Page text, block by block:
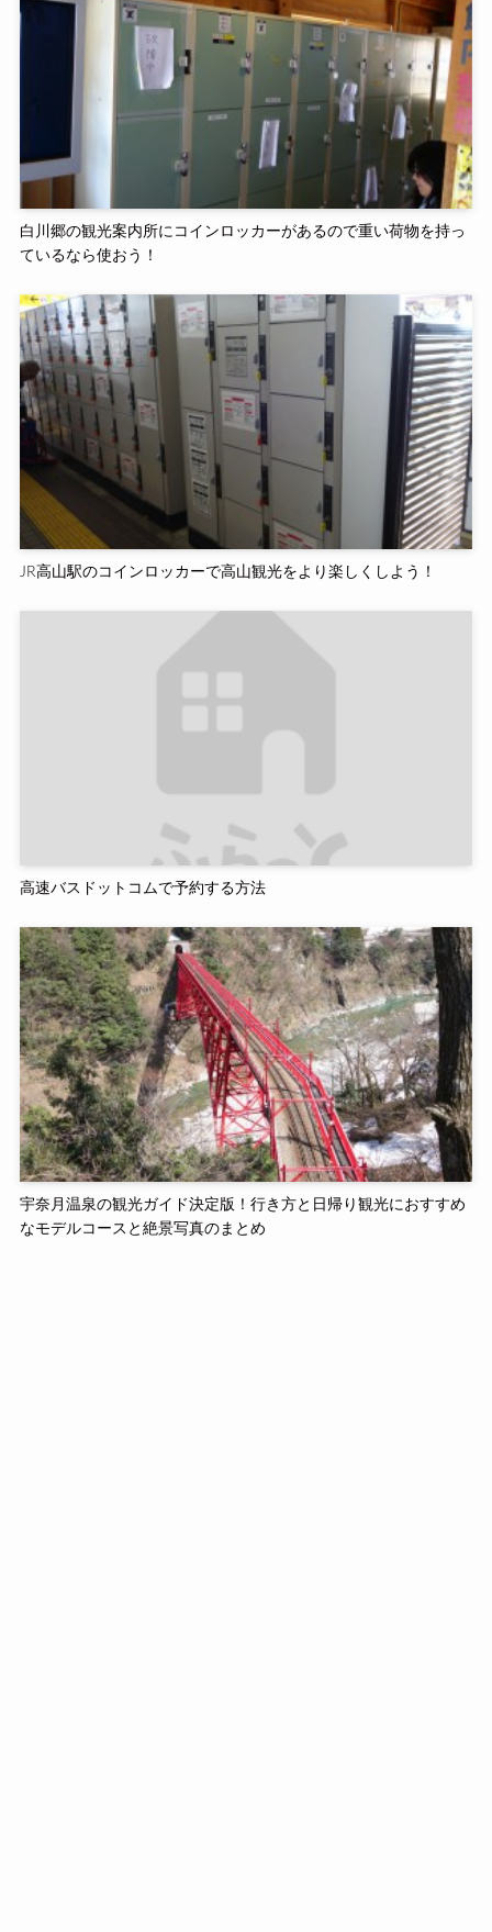
白川郷の観光案内所にコインロッカーがあるので重い荷物を持っ
ているなら使おう！
JR高山駅のコインロッカーで高山観光をより楽しくしよう！
高速バスドットコムで予約する方法
宇奈月温泉の観光ガイド決定版！行き方と日帰り観光におすすめ
なモデルコースと絶景写真のまとめ